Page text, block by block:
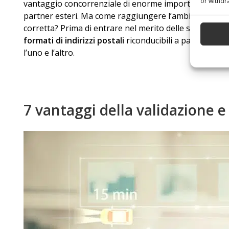
vantaggio concorrenziale di enorme importanza,
partner esteri. Ma come raggiungere l’ambizioso
corretta? Prima di entrare nel merito delle soluzioni
formati di indirizzi postali riconducibili a paesi di
l’uno e l’altro.
7 vantaggi della validazione